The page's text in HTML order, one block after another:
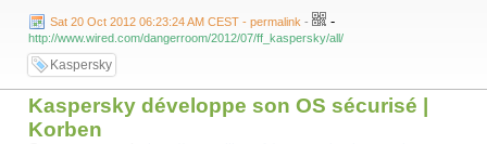
Sat 20 Oct 2012 06:23:24 AM CEST - permalink - -
http://www.wired.com/dangerroom/2012/07/ff_kaspersky/all/
Kaspersky
Kaspersky développe son OS sécurisé |
Korben